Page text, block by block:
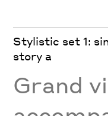
Stylistic set 1:
story a
Grand